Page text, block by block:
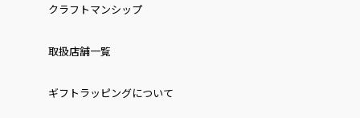
クラフトマンシップ
取扱店舗一覧
ギフトラッピングについて